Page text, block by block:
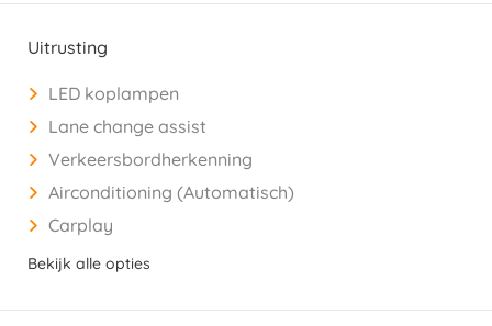
Uitrusting
LED koplampen
Lane change assist
Verkeersbordherkenning
Airconditioning (Automatisch)
Carplay
Bekijk alle opties